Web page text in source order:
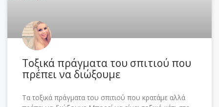
Τοξικά πράγματα του σπιτιού που
πρέπει να διώξουμε
Τα τοξικά πράγματα του σπιτιού που κρατάμε αλλά